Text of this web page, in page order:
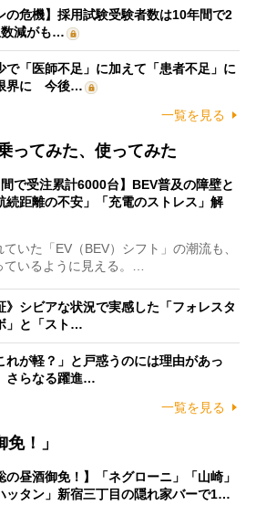
の危機】採用試験受験者数は10年間で2
減がも…
で「医師不足」に加えて「患者不足」に
界に 今後…
一覧を見る
ってみた、使ってみた
間で受注累計6000台】BEV普及の障壁と
続距離の不安」「充電のストレス」解
いた「EV（BEV）シフト」の潮流も、
いるように見える。…
》シビアな状況で実感した「フォレスタ
」と「スト…
れが軽？」と戸惑うのには理由があっ
さらなる躍進…
一覧を見る
！」
の昼酒御免！】「ネグローニ」「山崎」
ッタン」新宿三丁目の隠れ家バーで1…